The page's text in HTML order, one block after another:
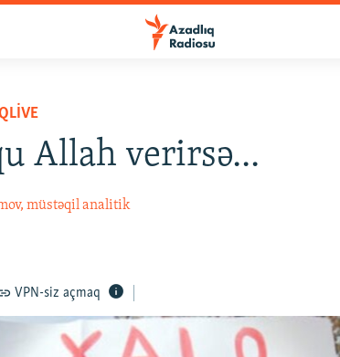
Allah verirsə...
müstəqil analitik
VPN-siz açmaq